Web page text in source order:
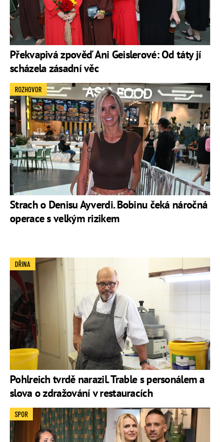
Překvapivá zpověď Ani Geislerové: Od táty jí
scházela zásadní věc
Strach o Denisu Ayverdi. Bobinu čeká náročná
operace s velkým rizikem
ROZHOVOR
Pohlreich tvrdě narazil. Trable s personálem a
slova o zdražování v restauracích
DŘINA
SPOR